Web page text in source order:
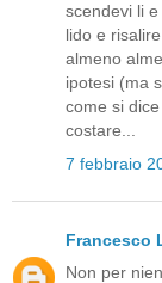
scendevi li
lido e
almeno
ipotesi (ma
come si
costare...
7 febbraio
Francesco
Non per